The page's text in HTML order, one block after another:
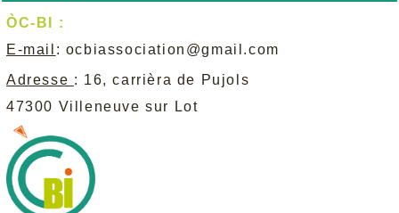
ÒC-BI :
E-mail : ocbiassociation@gmail.com
Adresse : 16, carrièra de Pujols
47300 Villeneuve sur Lot